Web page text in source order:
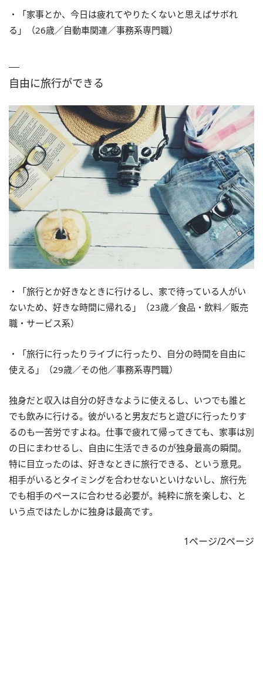
・「家事とか、今日は疲れてやりたくないと思えばサボれ
る」（26歳／自動車関連／事務系専門職）
自由に旅行ができる
・「旅行とか好きなときに行けるし、家で待っている人がい
ないため、好きな時間に帰れる」（23歳／食品・飲料／販売
職・サービス系）
・「旅行に行ったりライブに行ったり、自分の時間を自由に
使える」（29歳／その他／事務系専門職）
独身だと収入は自分の好きなように使えるし、いつでも誰と
でも飲みに行ける。彼がいると男友だちと遊びに行ったりす
るのも一苦労ですよね。仕事で疲れて帰ってきても、家事は別
の日にまわせるし、自由に生活できるのが独身最高の瞬間。
特に目立ったのは、好きなときに旅行できる、という意見。
相手がいるとタイミングを合わせないといけないし、旅行先
でも相手のペースに合わせる必要が。純粋に旅を楽しむ、と
いう点ではたしかに独身は最高です。
1ページ/2ページ